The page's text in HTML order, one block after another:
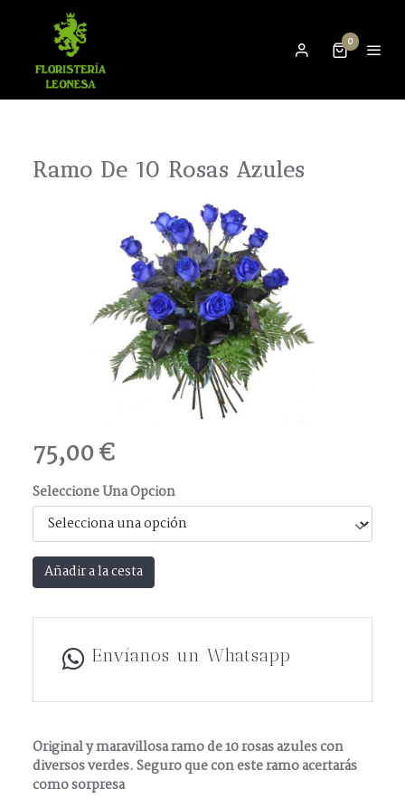
0
Ramo De 10 Rosas Azules
75,00 €
Seleccione Una Opcion
Añadir a la cesta
Envíanos un Whatsapp
Original y maravillosa ramo de10rosas azules con
diversos verdes. Seguro que con este ramo acertarás
como sorpresa